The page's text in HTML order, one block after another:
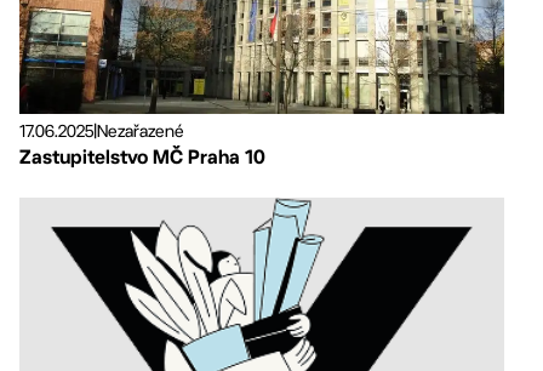
17.06.2025Nezařazené
Zastupitelstvo MČ Praha 10